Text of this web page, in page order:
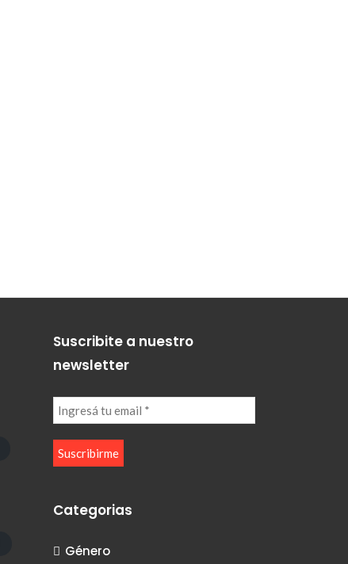
Suscribite a nuestro
newsletter
Categorias
Género